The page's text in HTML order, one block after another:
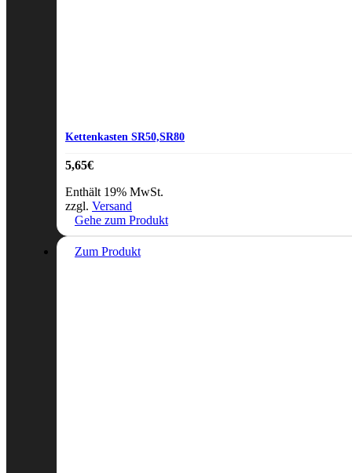
Kettenkasten SR50,SR80
5,65€
Enthält 19% MwSt.
zzgl. Versand
Gehe zum Produkt
Zum Produkt